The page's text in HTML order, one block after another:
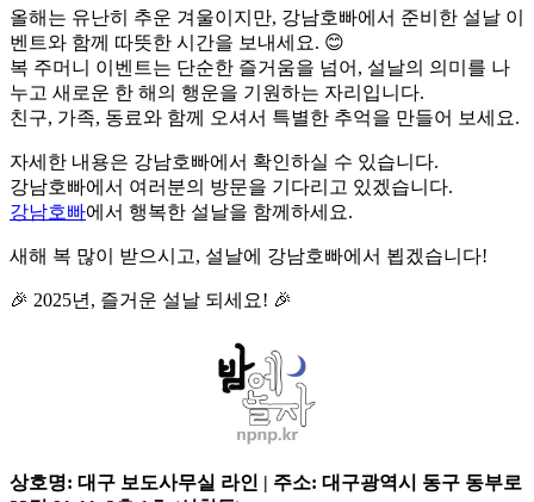
올해는 유난히 추운 겨울이지만, 강남호빠에서 준비한 설날 이
벤트와 함께 따뜻한 시간을 보내세요. 😊
복 주머니 이벤트는 단순한 즐거움을 넘어, 설날의 의미를 나
누고 새로운 한 해의 행운을 기원하는 자리입니다.
친구, 가족, 동료와 함께 오셔서 특별한 추억을 만들어 보세요.
자세한 내용은 강남호빠에서 확인하실 수 있습니다.
강남호빠에서 여러분의 방문을 기다리고 있겠습니다.
강남호빠에서 행복한 설날을 함께하세요.
새해 복 많이 받으시고, 설날에 강남호빠에서 뵙겠습니다!
🎉 2025년, 즐거운 설날 되세요! 🎉
상호명: 대구 보도사무실 라인 | 주소: 대구광역시 동구 동부로